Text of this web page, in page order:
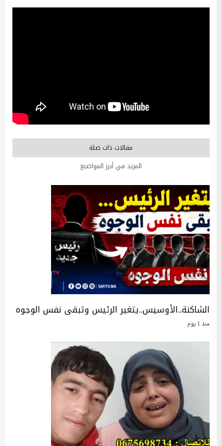
مقالات ذات صلة
المزيد في أبرز المواضيع
الشاكنة..الأوسيس..يتغير الرئيس وتبقى نفس الوجوه
منذ 1 يوم